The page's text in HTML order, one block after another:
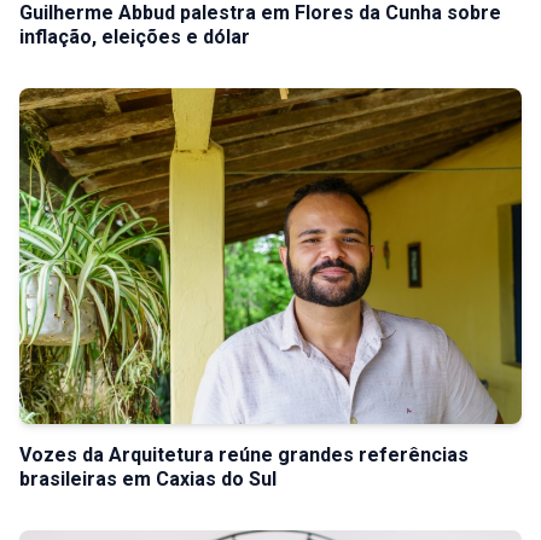
Guilherme Abbud palestra em Flores da Cunha sobre
inflação, eleições e dólar
Vozes da Arquitetura reúne grandes referências
brasileiras em Caxias do Sul